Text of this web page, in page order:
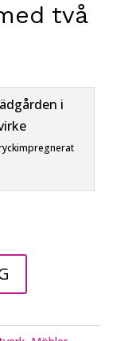
två